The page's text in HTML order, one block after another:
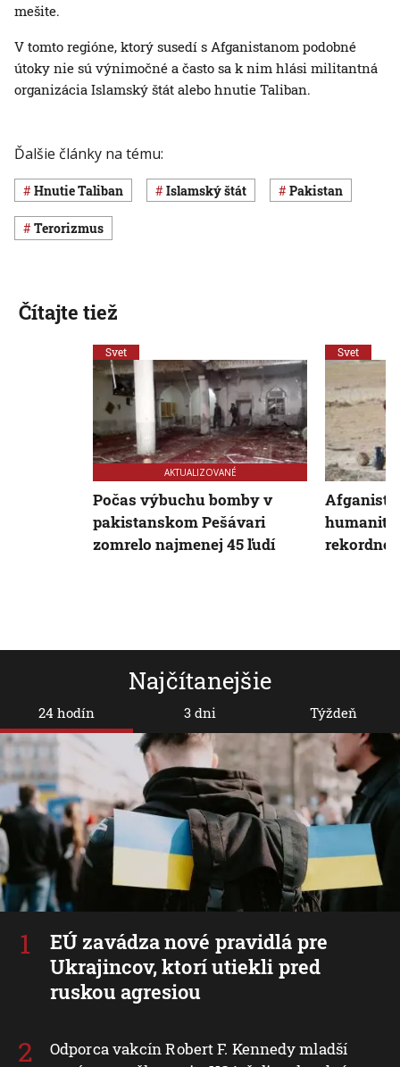
mešite.
V tomto regióne, ktorý susedí s Afganistanom podobné
útoky nie sú výnimočné a často sa k nim hlási militantná
organizácia Islamský štát alebo hnutie Taliban.
Ďalšie články na tému:
hnutie Taliban Islamský štát Pakistan
terorizmus
Najčítanejšie
24 hodín
EÚ zavádza nové pravidlá pre
Ukrajincov, ktorí utiekli pred
ruskou agresiou
Odporca vakcín Robert F. Kennedy mladší
3 dni Týždeň
Čítajte tiež
Svet
AKTUALIZOVANÉ
Počas výbuchu bomby v
pakistanskom Pešávari
zomrelo najmenej 45 ľudí
Svet
rekordnej